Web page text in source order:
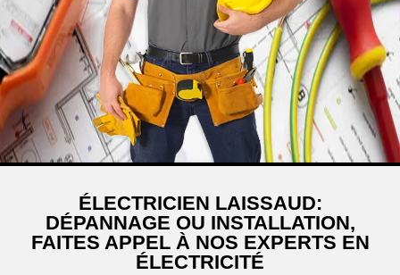
ÉLECTRICIEN LAISSAUD:
DÉPANNAGE OU INSTALLATION,
FAITES APPEL À NOS EXPERTS EN
ÉLECTRICITÉ